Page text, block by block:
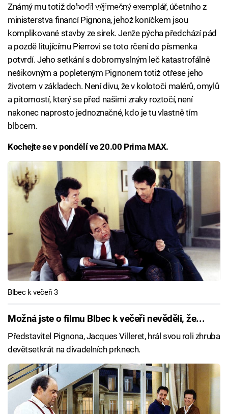
Failed to fetch
Známý mu totiž dohodil výjimečný exemplář, účetního z
ministerstva financí Pignona, jehož koníčkem jsou
komplikované stavby ze sirek. Jenže pýcha předchází pád
a pozdě litujícímu Pierrovi se toto rčení do písmenka
potvrdí. Jeho setkání s dobromyslným leč katastrofálně
nešikovným a popleteným Pignonem totiž otřese jeho
životem v základech. Není divu, že v kolotoči malérů, omylů
a pitomostí, který se před našimi zraky roztočí, není
nakonec naprosto jednoznačné, kdo je tu vlastně tím
blbcem.
Kochejte se v pondělí ve 20.00 Prima MAX.
Blbec k večeři 3
Možná jste o filmu Blbec k večeři nevěděli, že...
Představitel Pignona, Jacques Villeret, hrál svou roli zhruba
devětsetkrát na divadelních prknech.